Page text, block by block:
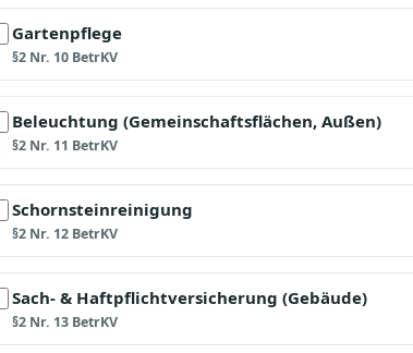
Gartenpflege
§2 Nr. 10 BetrKV
Beleuchtung (Gemeinschaftsflächen, Außen)
§2 Nr. 11 BetrKV
Schornsteinreinigung
§2 Nr. 12 BetrKV
Sach- & Haftpflichtversicherung (Gebäude)
§2 Nr. 13 BetrKV